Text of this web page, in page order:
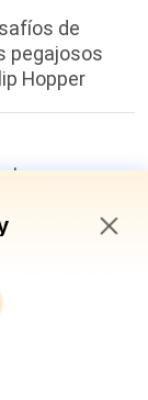
de
pegajosos
Hopper
la